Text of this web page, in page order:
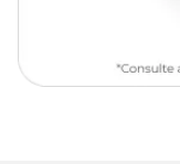
“Blueberry”, Amora
Desidratada, Polpa
sp., Semente de
Linhaça; Cloreto de
Hexametafosfato de